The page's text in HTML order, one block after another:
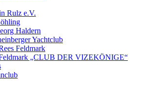
Rulz e.V.
Haldern
Yachtclub
Feldmark
„CLUB DER VIZEKÖNIGE“